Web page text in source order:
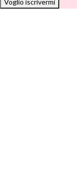
Voglio iscrivermi